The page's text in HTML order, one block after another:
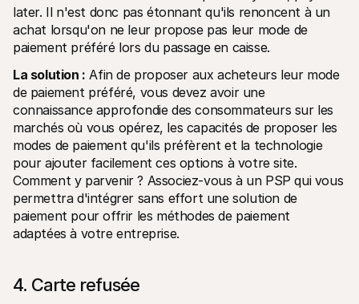
later. Il n'est donc pas étonnant qu'ils renoncent à un
achat lorsqu'on ne leur propose pas leur mode de
paiement préféré lors du passage en caisse.
La solution : Afin de proposer aux acheteurs leur mode
de paiement préféré, vous devez avoir une
connaissance approfondie des consommateurs sur les
marchés où vous opérez, les capacités de proposer les
modes de paiement qu'ils préfèrent et la technologie
pour ajouter facilement ces options à votre site.
Comment y parvenir ? Associez-vous à un PSP qui vous
permettra d'intégrer sans effort une solution de
paiement pour offrir les méthodes de paiement
adaptées à votre entreprise.
4. Carte refusée